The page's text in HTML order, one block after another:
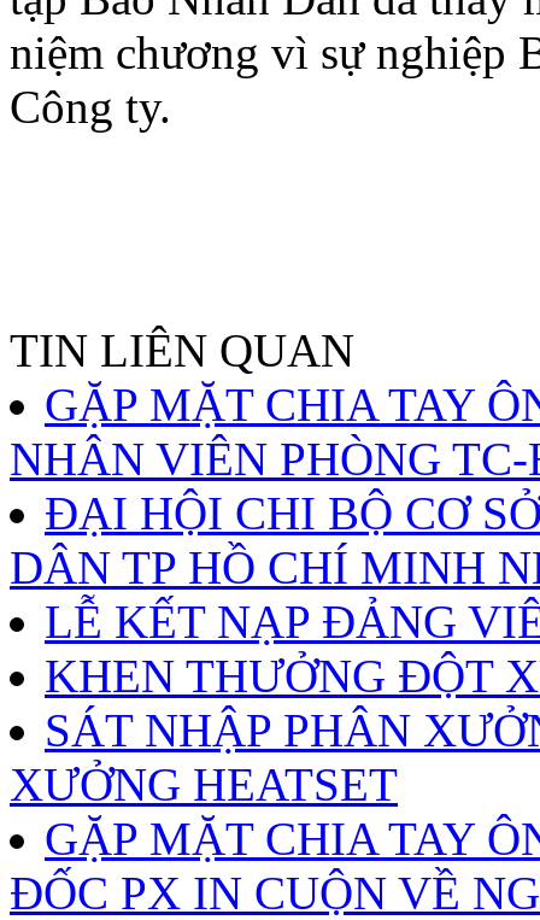
niệm chương vì sự nghiệp
Công ty.
TIN LIÊN QUAN
GẶP MẶT CHIA TAY
NHÂN VIÊN PHÒNG
ĐẠI HỘI CHI BỘ CƠ
DÂN TP HỒ CHÍ MINH
LỄ KẾT NẠP ĐẢNG
KHEN THƯỞNG ĐỘT
SÁT NHẬP PHÂN
XƯỞNG HEATSET
GẶP MẶT CHIA TAY
ĐỐC PX IN CUỘN VỀ